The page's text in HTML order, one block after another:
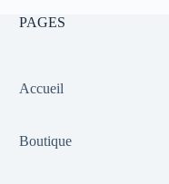
PAGES
Accueil
Boutique